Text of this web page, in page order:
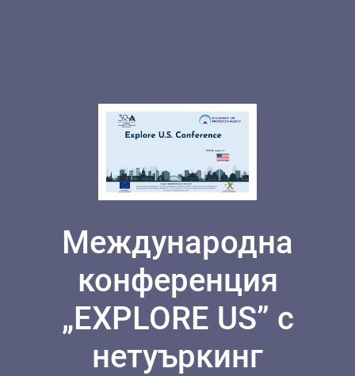
Международна
конференция
„EXPLORE US” с
нетуъркинг